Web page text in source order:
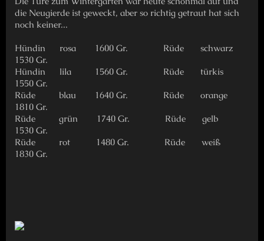
die Neugierde ist geweckt, aber so richtig getraut hat sich
noch keiner...
Hündin rosa 1600 Gr. Rüde schwarz
1530 Gr.
Hündin lila 1560 Gr. Rüde türkis
1550 Gr.
Rüde blau 1640 Gr. Rüde orange
1810 Gr.
Rüde grün 1740 Gr. Rüde gelb
1530 Gr.
Rüde rot 1480 Gr. Rüde weiß
1830 Gr.